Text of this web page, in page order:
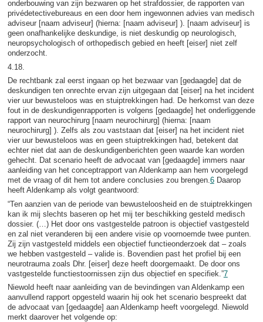
onderbouwing van zijn bezwaren op het strafdossier, de rapporten van
privédetectivebureaus en een door hem ingewonnen advies van medisch
adviseur [naam adviseur] (hierna: [naam adviseur] ). [naam adviseur] is
geen onafhankelijke deskundige, is niet deskundig op neurologisch,
neuropsychologisch of orthopedisch gebied en heeft [eiser] niet zelf
onderzocht.
4.18.
De rechtbank zal eerst ingaan op het bezwaar van [gedaagde] dat de
deskundigen ten onrechte ervan zijn uitgegaan dat [eiser] na het incident
vier uur bewusteloos was en stuiptrekkingen had. De herkomst van deze
fout in de deskundigenrapporten is volgens [gedaagde] het onderliggende
rapport van neurochirurg [naam neurochirurg] (hierna: [naam
neurochirurg] ). Zelfs als zou vaststaan dat [eiser] na het incident niet
vier uur bewusteloos was en geen stuiptrekkingen had, betekent dat
echter niet dat aan de deskundigenberichten geen waarde kan worden
gehecht. Dat scenario heeft de advocaat van [gedaagde] immers naar
aanleiding van het conceptrapport van Aldenkamp aan hem voorgelegd
met de vraag of dit hem tot andere conclusies zou brengen.6Daarop
heeft Aldenkamp als volgt geantwoord:
“Ten aanzien van de periode van bewusteloosheid en de stuiptrekkingen
kan ik mij slechts baseren op het mij ter beschikking gesteld medisch
dossier. (…) Het door ons vastgestelde patroon is objectief vastgesteld
en zal niet veranderen bij een andere visie op voornoemde twee punten.
Zij zijn vastgesteld middels een objectief functieonderzoek dat – zoals
we hebben vastgesteld – valide is. Bovendien past het profiel bij een
neurotrauma zoals Dhr. [eiser] deze heeft doorgemaakt. De door ons
vastgestelde functiestoornissen zijn dus objectief en specifiek.”7
Niewold heeft naar aanleiding van de bevindingen van Aldenkamp een
aanvullend rapport opgesteld waarin hij ook het scenario bespreekt dat
de advocaat van [gedaagde] aan Aldenkamp heeft voorgelegd. Niewold
merkt daarover het volgende op: